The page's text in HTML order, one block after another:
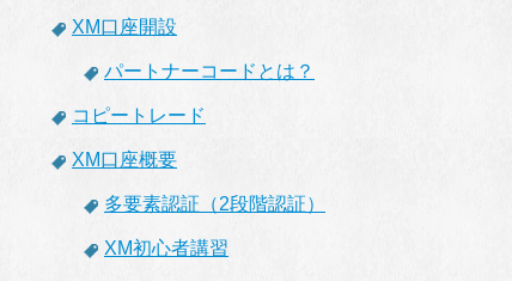
XM口座開設
パートナーコードとは？
コピートレード
XM口座概要
多要素認証（2段階認証）
XM初心者講習